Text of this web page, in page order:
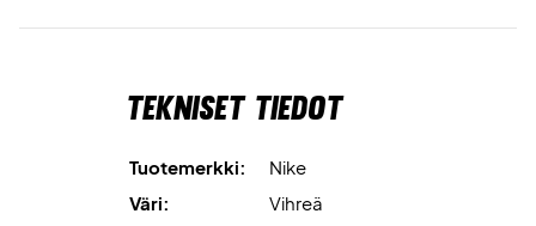
Tekniset tiedot
Tuotemerkki:
Nike
Väri:
Vihreä